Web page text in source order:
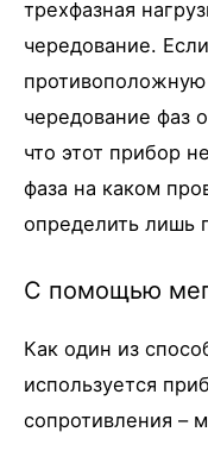
трехфазная
чередование.
противоположную
чередование фаз
что этот прибор
фаза на каком
определить лишь
С помощью
Как один из
используется
сопротивления –